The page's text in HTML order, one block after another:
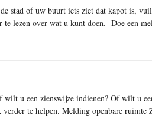
stad of uw buurt iets ziet dat kapot is,
te lezen over wat u kunt doen. Doe een
u een zienswijze indienen? Of wilt u
te helpen. Melding openbare